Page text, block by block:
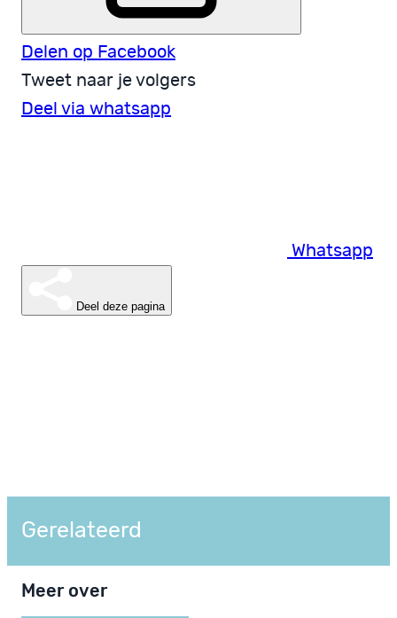
Delen op Facebook
Tweet naar je volgers
Deel via whatsapp
Whatsapp
Deel deze pagina
Gerelateerd
Meer over